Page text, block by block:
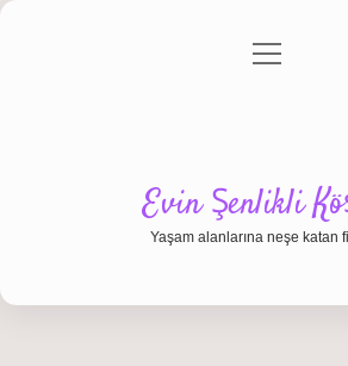
Gizlilik Politikası
menüyü
Evin Şenlikli
Yaşam alanlarına neşe katan